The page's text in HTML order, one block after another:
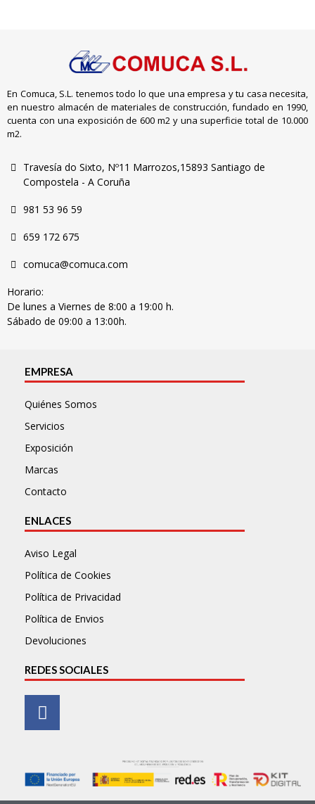
En Comuca, S.L. tenemos todo lo que una empresa y tu casa necesita,
en nuestro almacén de materiales de construcción, fundado en 1990,
cuenta con una exposición de 600 m2 y una superficie total de 10.000
m2.
Travesía do Sixto, Nº11 Marrozos,15893 Santiago de
Compostela - A Coruña
981 53 96 59
659 172 675
comuca@comuca.com
Horario:
De lunes a Viernes de 8:00 a 19:00 h.
Sábado de 09:00 a 13:00h.
EMPRESA
Quiénes Somos
Servicios
Exposición
Marcas
Contacto
ENLACES
Aviso Legal
Política de Cookies
Política de Privacidad
Política de Envios
Devoluciones
REDES SOCIALES